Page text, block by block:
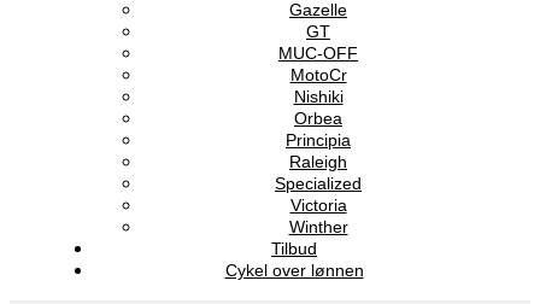
Gazelle
GT
MUC-OFF
MotoCr
Nishiki
Orbea
Principia
Raleigh
Specialized
Victoria
Winther
Tilbud
Cykel over lønnen